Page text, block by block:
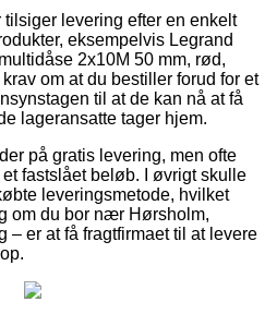
levering efter en enkelt
eksempelvis Legrand
2x10M 50 mm, rød,
om at du bestiller forud for et
til at de kan nå at få
lageransatte tager hjem.
på gratis levering, men ofte
fastslået beløb. I øvrigt skulle
leveringsmetode, hvilket
om du bor nær Hørsholm,
– er at få fragtfirmaet til at levere